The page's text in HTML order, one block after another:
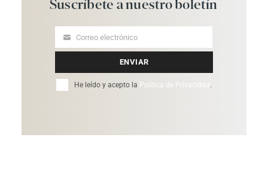
Suscríbete a nuestroboletín
Your
Correo electrónico
ENVIAR
He leído y acepto la Política de Privacidad .